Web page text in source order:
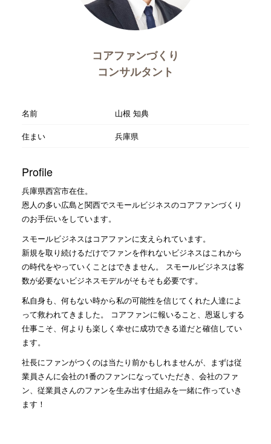
コアファンづくり
コンサルタント
名前
山根 知典
住まい
兵庫県
Profile
兵庫県西宮市在住。
恩人の多い広島と関西でスモールビジネスのコアファンづくり
のお手伝いをしています。
スモールビジネスはコアファンに支えられています。
新規を取り続けるだけでファンを作れないビジネスはこれから
の時代をやっていくことはできません。 スモールビジネスは客
数が必要ないビジネスモデルがそもそも必要です。
私自身も、何もない時から私の可能性を信じてくれた人達によ
って救われてきました。 コアファンに報いること、恩返しする
仕事こそ、何よりも楽しく幸せに成功できる道だと確信してい
ます。
社長にファンがつくのは当たり前かもしれませんが、まずは従
業員さんに会社の1番のファンになっていただき、会社のファ
ン、従業員さんのファンを生み出す仕組みを一緒に作っていき
ます！